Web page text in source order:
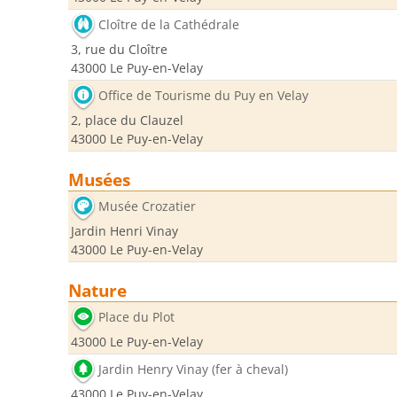
Cloître de la Cathédrale
3, rue du Cloître
43000 Le Puy-en-Velay
Office de Tourisme du Puy en Velay
2, place du Clauzel
43000 Le Puy-en-Velay
Musées
Musée Crozatier
Jardin Henri Vinay
43000 Le Puy-en-Velay
Nature
Place du Plot
43000 Le Puy-en-Velay
Jardin Henry Vinay (fer à cheval)